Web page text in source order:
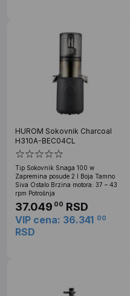
HUROM Sokovnik Charcoal
H310A-BEC04CL
Tip Sokovnik Snaga 100 w
Zapremina posude 2 l Boja Tamno
Siva Ostalo Brzina motora: 37 – 43
rpm Potrošnja
37.049 00 RSD
VIP cena: 36.341 00
RSD